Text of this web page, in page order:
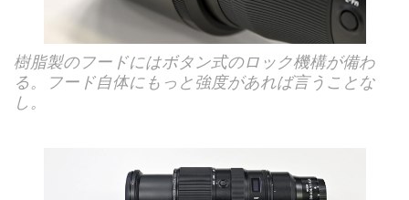
樹脂製のフードにはボタン式のロック機構が備わ
る。フード自体にもっと強度があれば言うことな
し。